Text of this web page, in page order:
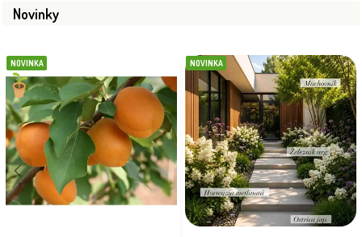
Novinky
NOVINKA NOVINKA